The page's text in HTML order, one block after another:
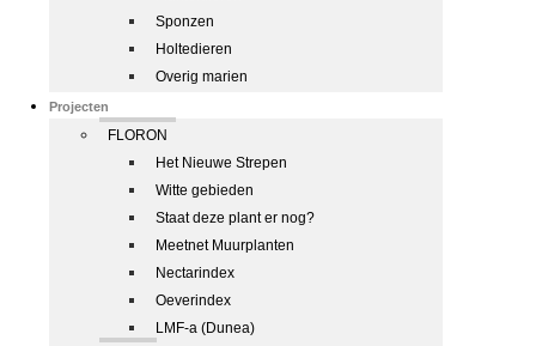
Sponzen
Holtedieren
Overig marien
Projecten
FLORON
Het Nieuwe Strepen
Witte gebieden
Staat deze plant er nog?
Meetnet Muurplanten
Nectarindex
Oeverindex
LMF-a (Dunea)